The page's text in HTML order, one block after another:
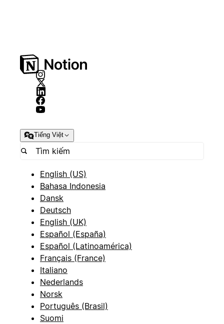
Tiếng Việt
English (US)
Bahasa Indonesia
Dansk
Deutsch
English (UK)
Español (España)
Español (Latinoamérica)
Français (France)
Italiano
Nederlands
Norsk
Português (Brasil)
Suomi